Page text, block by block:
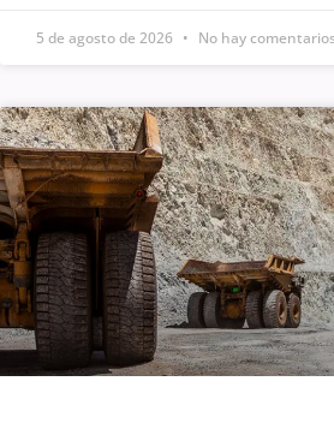
5 de agosto de 2026 No hay comentarios